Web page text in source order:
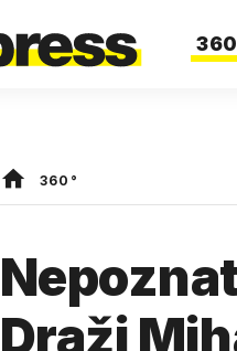
360°
Draži